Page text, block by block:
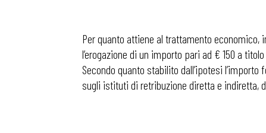
Per quanto attiene al trattamento economico,
l’erogazione di un importo pari ad € 150 a
Secondo quanto stabilito dall’ipotesi
sugli istituti di retribuzione diretta e indiretta,